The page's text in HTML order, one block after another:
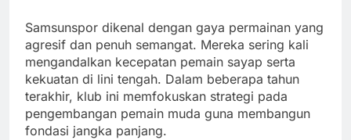
Samsunspor dikenal dengan gaya permainan yang
agresif dan penuh semangat. Mereka sering kali
mengandalkan kecepatan pemain sayap serta
kekuatan di lini tengah. Dalam beberapa tahun
terakhir, klub ini memfokuskan strategi pada
pengembangan pemain muda guna membangun
fondasi jangka panjang.